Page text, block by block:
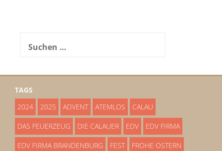
nach:
TAGS
2024
2025 ADVENT ATEMLOS CALAU
DAS FEUERZEUG DIE CALAUER EDV EDV FIRMA
EDV FIRMA BRANDENBURG FEST FROHE OSTERN